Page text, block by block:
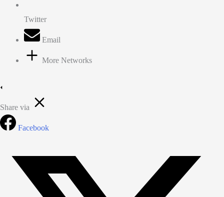
Twitter
Email
More Networks
Share via
Facebook